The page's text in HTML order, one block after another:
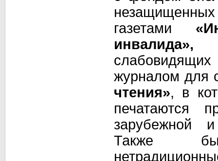
газетами
инвалида»,
журналом для
чтения», в
печатаются
зарубежной
Также